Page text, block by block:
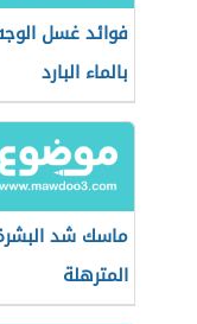
فوائد غسل
بالماء البارد
ماسك شد
المترهلة